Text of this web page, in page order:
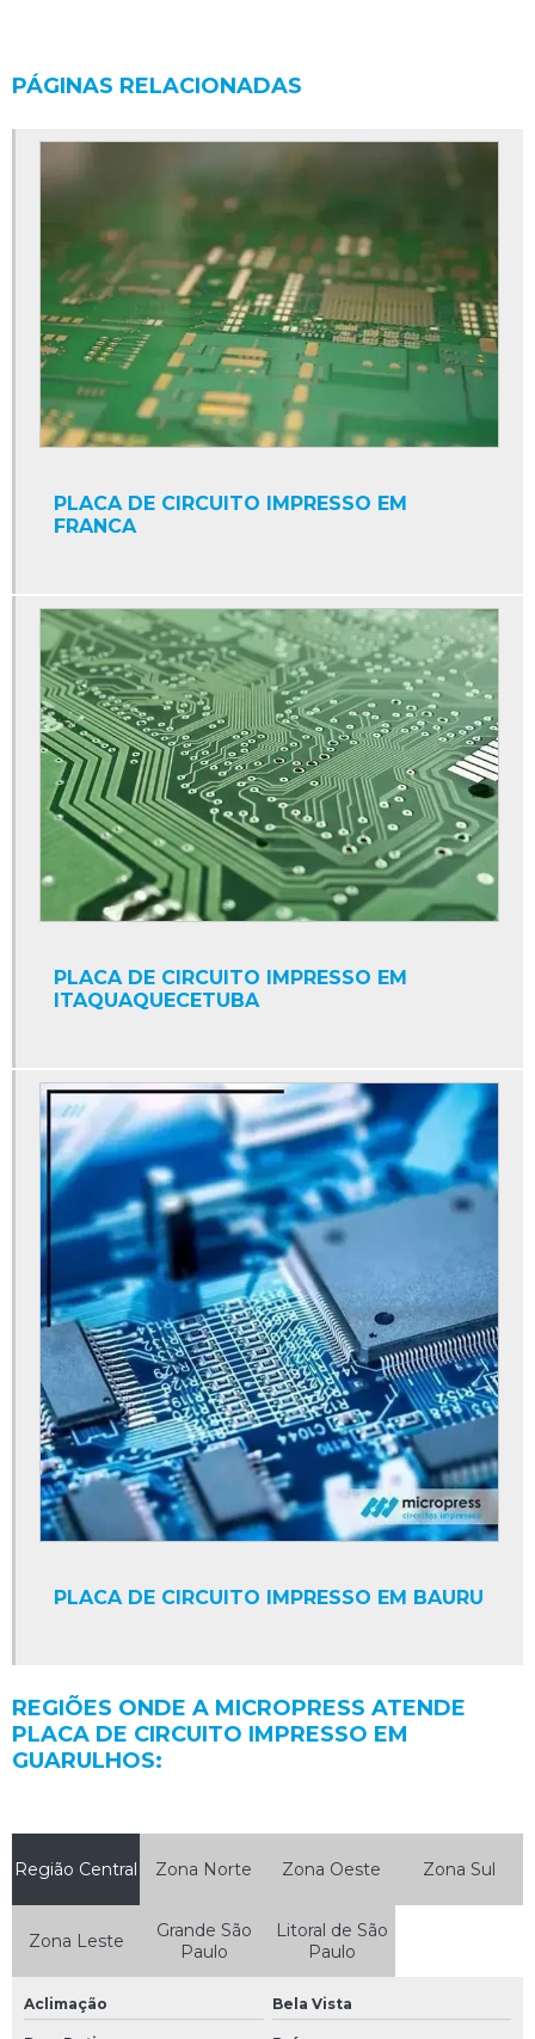
PÁGINAS RELACIONADAS
PLACA DE CIRCUITO IMPRESSO EM
FRANCA
PLACA DE CIRCUITO IMPRESSO EM
ITAQUAQUECETUBA
PLACA DE CIRCUITO IMPRESSO EM BAURU
REGIÕES ONDE A MICROPRESS ATENDE
PLACA DE CIRCUITO IMPRESSO EM
GUARULHOS:
Região Central Zona Norte Zona Oeste Zona Sul
Zona Leste
Grande São
Paulo
Litoral de São
Paulo
Aclimação Bela Vista